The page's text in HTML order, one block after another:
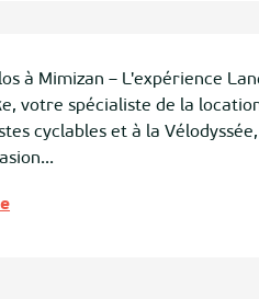
à Mimizan – L'expérience
votre spécialiste de la
cyclables et à la